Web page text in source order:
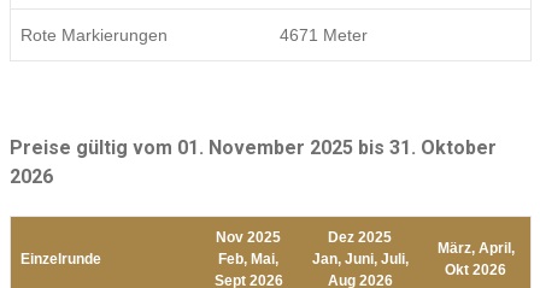
Rote Markierungen 4671 Meter
Preise gültig vom 01. November 2025 bis 31. Oktober
2026
Einzelrunde
Nov 2025
Feb, Mai,
Sept 2026
Dez 2025
Jan, Juni, Juli,
Aug 2026
März, April,
Okt 2026